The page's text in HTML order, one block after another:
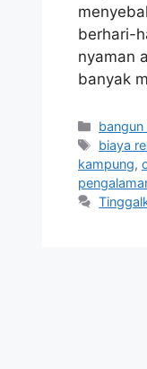
berhari-
nyaman
banyak
bangun
Tag
biaya
kampung,